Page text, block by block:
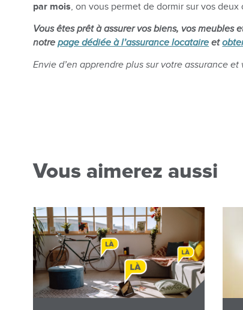
par mois, on vous permet de dormir sur vos
Vous êtes prêt à assurer vos biens, vos meubles
notrepage dédiée à l’assurance locataire et
Envie d’en apprendre plus sur votre assurance
Vous aimerez aussi
Image